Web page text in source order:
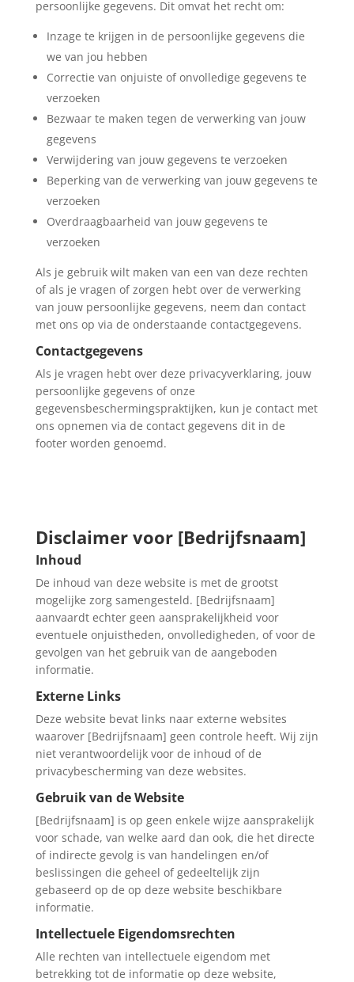
persoonlijke gegevens. Dit omvat het recht om:
Inzage te krijgen in de persoonlijke gegevens die
we van jou hebben
Correctie van onjuiste of onvolledige gegevens te
verzoeken
Bezwaar te maken tegen de verwerking van jouw
gegevens
Verwijdering van jouw gegevens te verzoeken
Beperking van de verwerking van jouw gegevens te
verzoeken
Overdraagbaarheid van jouw gegevens te
verzoeken
Als je gebruik wilt maken van een van deze rechten
of als je vragen of zorgen hebt over de verwerking
van jouw persoonlijke gegevens, neem dan contact
met ons op via de onderstaande contactgegevens.
Contactgegevens
Als je vragen hebt over deze privacyverklaring, jouw
persoonlijke gegevens of onze
gegevensbeschermingspraktijken, kun je contact met
ons opnemen via de contact gegevens dit in de
footer worden genoemd.
Disclaimer voor [Bedrijfsnaam]
Inhoud
De inhoud van deze website is met de grootst
mogelijke zorg samengesteld. [Bedrijfsnaam]
aanvaardt echter geen aansprakelijkheid voor
eventuele onjuistheden, onvolledigheden, of voor de
gevolgen van het gebruik van de aangeboden
informatie.
Externe Links
Deze website bevat links naar externe websites
waarover [Bedrijfsnaam] geen controle heeft. Wij zijn
niet verantwoordelijk voor de inhoud of de
privacybescherming van deze websites.
Gebruik van de Website
[Bedrijfsnaam] is op geen enkele wijze aansprakelijk
voor schade, van welke aard dan ook, die het directe
of indirecte gevolg is van handelingen en/of
beslissingen die geheel of gedeeltelijk zijn
gebaseerd op de op deze website beschikbare
informatie.
Intellectuele Eigendomsrechten
Alle rechten van intellectuele eigendom met
betrekking tot de informatie op deze website,